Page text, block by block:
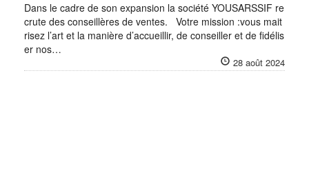
Dans le cadre de son expansion la société YOUSARSSIF re
crute des conseillères de ventes. Votre mission :vous mait
risez l’art et la manière d’accueillir, de conseiller et de fidélis
er nos…
28 août 2024